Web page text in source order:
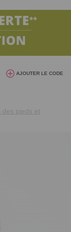
AJOUTER LE CODE
des pieds et